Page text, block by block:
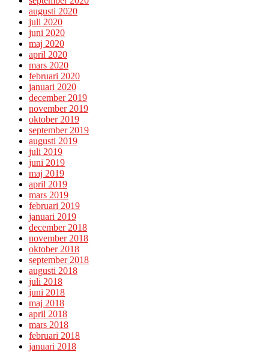
augusti 2020
juli 2020
juni 2020
maj 2020
april 2020
mars 2020
februari 2020
januari 2020
december 2019
november 2019
oktober 2019
september 2019
augusti 2019
juli 2019
juni 2019
maj 2019
april 2019
mars 2019
februari 2019
januari 2019
december 2018
november 2018
oktober 2018
september 2018
augusti 2018
juli 2018
juni 2018
maj 2018
april 2018
mars 2018
februari 2018
januari 2018